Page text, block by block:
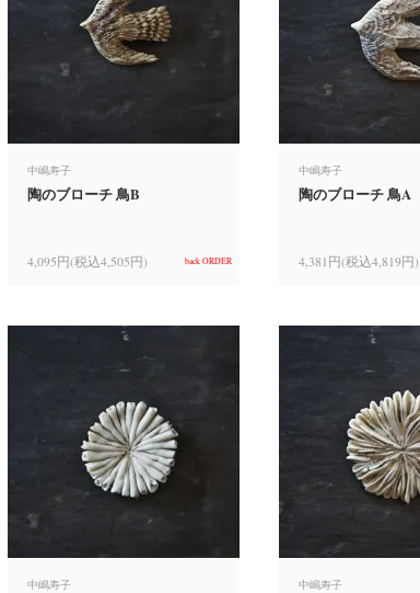
中嶋寿子
陶のブローチ 鳥B
4,095円(税込4,505円) back ORDER
中嶋寿子
陶のブローチ 鳥A
4,381円(税込4,819円)
中嶋寿子 中嶋寿子